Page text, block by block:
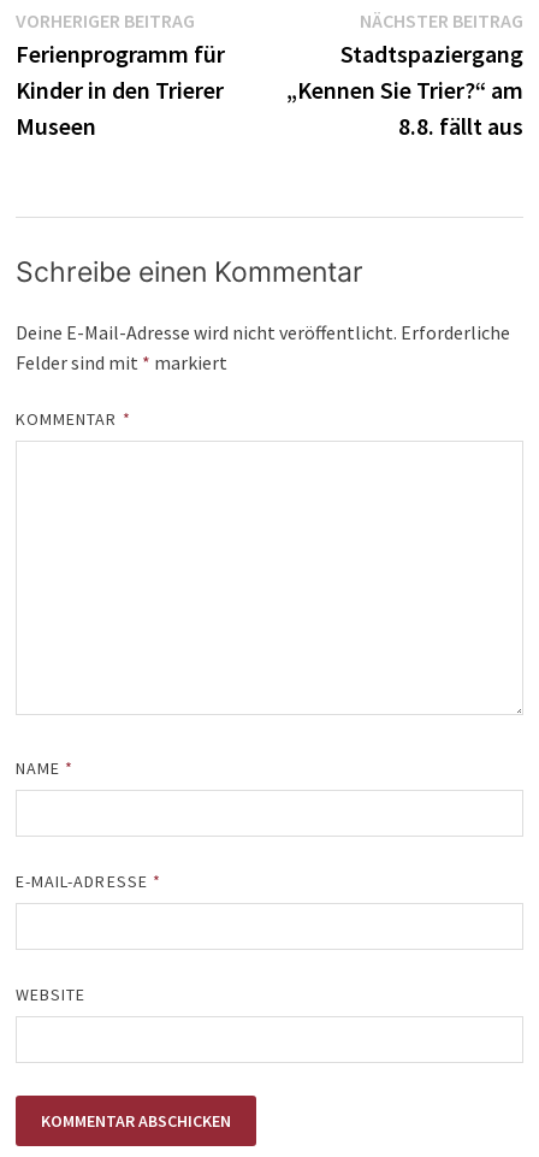
Beitragsnavigation
VORHERIGER BEITRAGVorheriger
Beitrag:
Ferienprogramm für
Kinder in den Trierer
Museen
NÄCHSTER BEITRAG
Stadtspaziergang
„Kennen Sie Trier?“ am
8.8. fällt aus
Schreibe einen Kommentar
Deine E-Mail-Adresse wird nicht veröffentlicht. Erforderliche
Felder sind mit * markiert
KOMMENTAR *
NAME *
E-MAIL-ADRESSE *
WEBSITE